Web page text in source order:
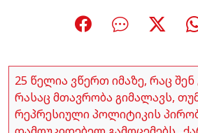
25 წელია ვწერთ იმაზე, რაც შენ
რასაც მთავრობა გიმალავს,
რეპრესიული პოლიტიკის